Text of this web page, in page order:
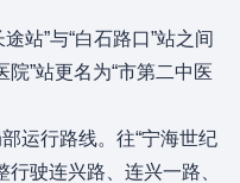
站”与“白石路口”站之间
院”站更名为“市第二中医
运行路线。往“宁海世纪
行驶连兴路、连兴一路、